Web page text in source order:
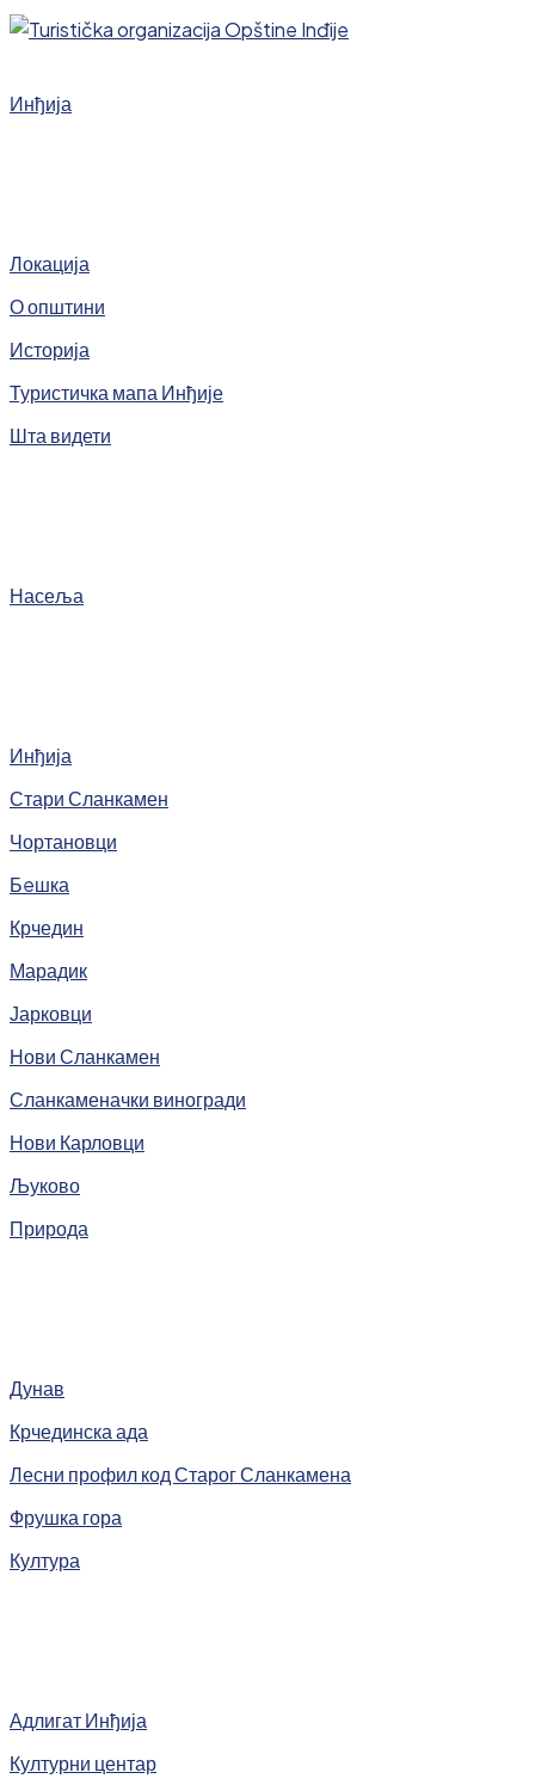
Инђија
Локација
О општини
Историја
Туристичка мапа Инђије
Шта видети
Насеља
Инђија
Стари Сланкамен
Чортановци
Бeшка
Крчедин
Марадик
Јарковци
Нови Сланкамен
Сланкаменачки виногради
Нови Карловци
Љуково
Природа
Дунав
Крчединска ада
Лесни профил код Старог Сланкамена
Фрушка гора
Култура
Адлигат Инђија
Културни центар